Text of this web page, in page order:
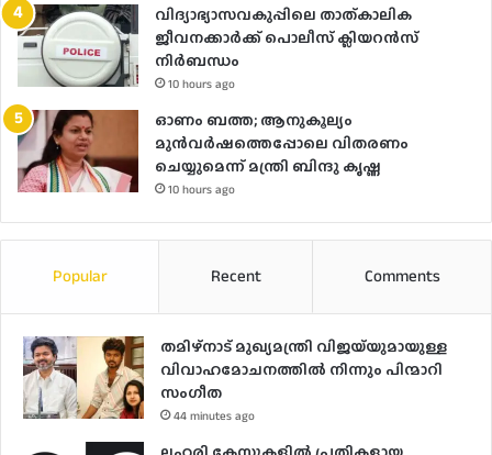
വിദ്യാഭ്യാസവകുപ്പിലെ താത്കാലിക
ജീവനക്കാർക്ക് പൊലീസ് ക്ലിയറൻസ്
നിർബന്ധം
10 hours ago
ഓണം ബത്ത; ആനുകൂല്യം
മുൻവർഷത്തെപ്പോലെ വിതരണം
ചെയ്യുമെന്ന് മന്ത്രി ബിന്ദു കൃഷ്ണ
10 hours ago
Popular Recent Comments
തമിഴ്നാട് മുഖ്യമന്ത്രി വിജയ്‌യുമായുള്ള
വിവാഹമോചനത്തിൽ നിന്നും പിന്മാറി
സം​ഗീത
44 minutes ago